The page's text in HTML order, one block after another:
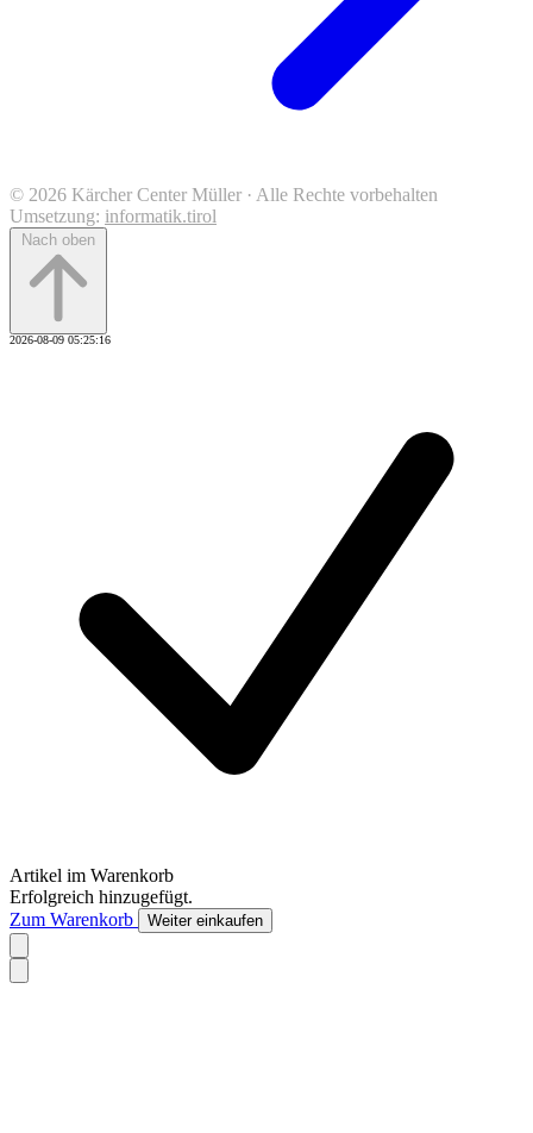
© 2026 Kärcher Center Müller · Alle Rechte vorbehalten
Umsetzung: informatik.tirol
Nach oben
2026-08-09 05:25:16
Artikel im Warenkorb
Erfolgreich hinzugefügt.
Zum Warenkorb
Weiter einkaufen